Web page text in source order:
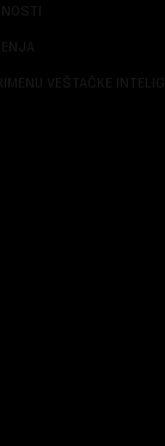
VEŠTAČKE